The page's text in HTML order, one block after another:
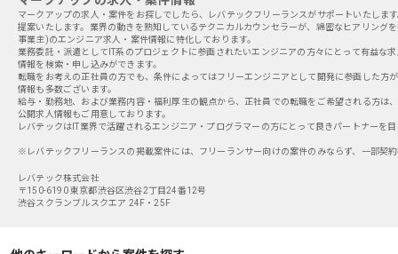
マークアップの求人・案件をお探しでしたら、レバテックフリーランスがサポートいたし
提案いたします。業界の動きを熟知しているテクニカルカウンセラーが、綿密なヒアリン
事業主)のエンジニア求人・案件情報に特化しております。
業務委託・派遣としてIT系のプロジェクトに参画されたいエンジニアの方々にとって有益
情報を検索・申し込みができます。
転職をお考えの正社員の方でも、条件によってはフリーエンジニアとして開発に参画した
情報も多数ございます。
給与・勤務地、および業務内容・福利厚生の観点から、正社員での転職をご希望される方
公開求人情報もご用意しております。
レバテックはIT業界で活躍されるエンジニア・プログラマーの方にとって良きパートナーを
※レバテックフリーランスの掲載案件には、フリーランサー向けの案件のみならず、一部契
レバテック株式会社
〒150-6190 東京都渋谷区渋谷2丁目24番12号
渋谷スクランブルスクエア 24F・25F